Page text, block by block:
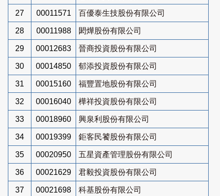
27 00011571 百優泰生技股份有限公司
28 00011988 閎燁股份有限公司
29 00012683 晉商投資股份有限公司
30 00014850 郁添投資股份有限公司
31 00015160 福豐置地股份有限公司
32 00016040 樺祥投資股份有限公司
33 00018960 興泉利股份有限公司
34 00019399 鉅客民饕股份有限公司
35 00020950 五星資產管理股份有限公司
36 00021629 君毅投資股份有限公司
37 00021698 科基股份有限公司